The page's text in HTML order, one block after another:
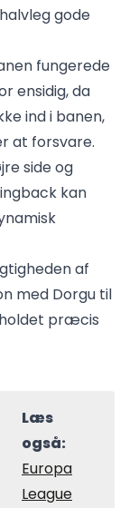
gode
fungerede
ensidig, da
ind i banen,
at forsvare.
side og
kan
af
med Dorgu til
holdet præcis
Læs
også:
Europa
League